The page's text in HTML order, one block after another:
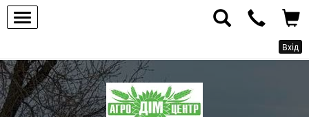
Вхід
ПП
"Агродім-
центр"